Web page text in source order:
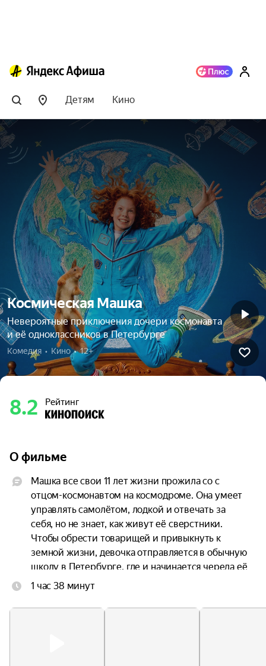
Детям Кино
Космическая Машка
Невероятные приключения дочери космонавта
и её одноклассников в Петербурге
Комедия  •  Кино  •  12+
8.2 Рейтинг
О фильме
Машка все свои 11 лет жизни прожила со с
отцом-космонавтом на космодроме. Она умеет
управлять самолётом, лодкой и отвечать за
себя, но не знает, как живут её сверстники.
Чтобы обрести товарищей и привыкнуть к
земной жизни, девочка отправляется в обычную
школу в Петербурге, где и начинается череда её
невероятных приключений.
1 час 38 минут